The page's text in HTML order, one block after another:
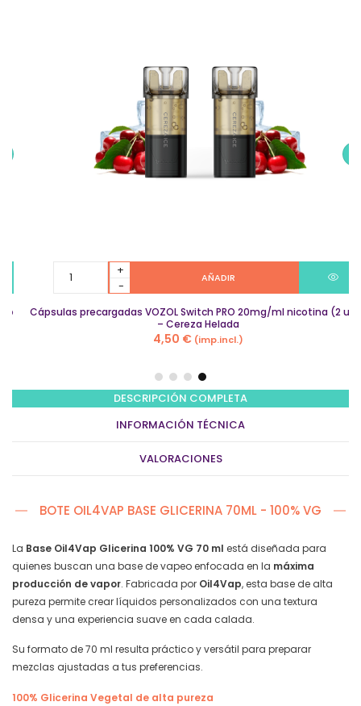
precargadas
Switch
AÑADIR
Cápsulas precargadas VOZOL Switch PRO 20mg/ml nicotina (2 uds)
– Cereza Helada
4,50€(imp.incl.)
DESCRIPCIÓN COMPLETA
INFORMACIÓN TÉCNICA
VALORACIONES
BOTE OIL4VAP BASE GLICERINA 70ML - 100% VG
La Base Oil4Vap Glicerina 100% VG 70 ml está diseñada para
quienes buscan una base de vapeo enfocada en la máxima
producción de vapor. Fabricada por Oil4Vap, esta base de alta
pureza permite crear líquidos personalizados con una textura
densa y una experiencia suave en cada calada.
Su formato de 70 ml resulta práctico y versátil para preparar
mezclas ajustadas a tus preferencias.
100% Glicerina Vegetal de alta pureza